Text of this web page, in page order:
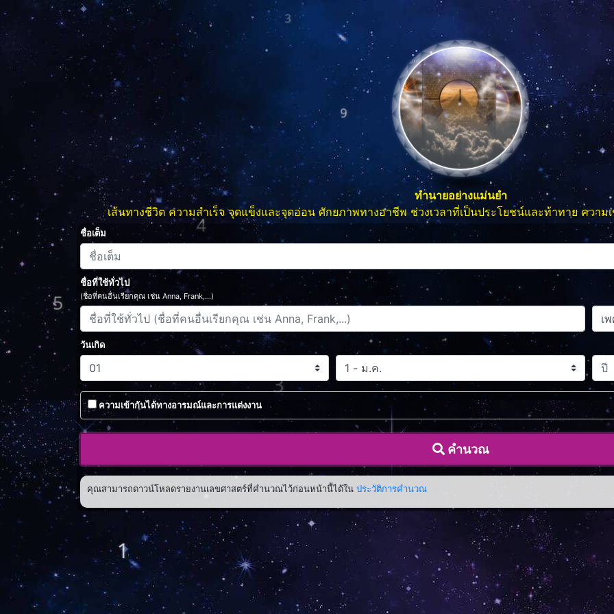
3
1
5
1
1
4
ทำนายอย่างแม่นยำ
เส้นทางชีวิต ความสำเร็จ จุดแข็งและจุดอ่อน ศักยภาพทางอาชีพ ช่วงเวลาที่เป็นประโยชน์และท้าทาย ความ
ชื่อเต็ม
ชื่อที่ใช้ทั่วไป
(ชื่อที่คนอื่นเรียกคุณ เช่น Anna, Frank,...)
วันเกิด
ความเข้ากันได้ทางอารมณ์และการแต่งงาน
คำนวณ
คุณสามารถดาวน์โหลดรายงานเลขศาสตร์ที่คำนวณไว้ก่อนหน้านี้ได้ใน ประวัติการคำนวณ